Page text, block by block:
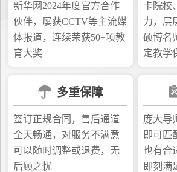
新华网2024年度官方合作
伙伴，屡获CCTV等主流媒
体报道，连续荣获50+项教
育大奖
卡院校
力，层
硕博名
定教学
多重保障
签订正规合同，售后通道
全天畅通，对服务不满意
可以随时调整或退费，无
后顾之忧
庞大导
即可匹
也有合
即刻满